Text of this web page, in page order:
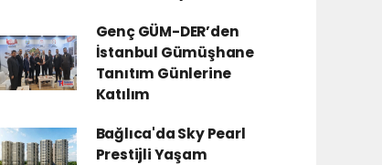
Genç GÜM-DER’den
İstanbul Gümüşhane
Tanıtım Günlerine
Katılım
Bağlıca'da Sky Pearl
Prestijli Yaşam